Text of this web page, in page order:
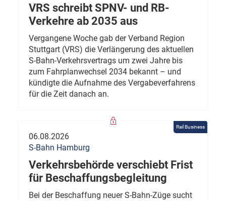
VRS schreibt SPNV- und RB-
Verkehre ab 2035 aus
Vergangene Woche gab der Verband Region
Stuttgart (VRS) die Verlängerung des aktuellen
S-Bahn-Verkehrsvertrags um zwei Jahre bis
zum Fahrplanwechsel 2034 bekannt – und
kündigte die Aufnahme des Vergabeverfahrens
für die Zeit danach an.
Rail Business
06.08.2026
S-Bahn Hamburg
Verkehrsbehörde verschiebt Frist
für Beschaffungsbegleitung
Bei der Beschaffung neuer S-Bahn-Züge sucht